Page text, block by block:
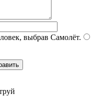
выбрав Самолёт.